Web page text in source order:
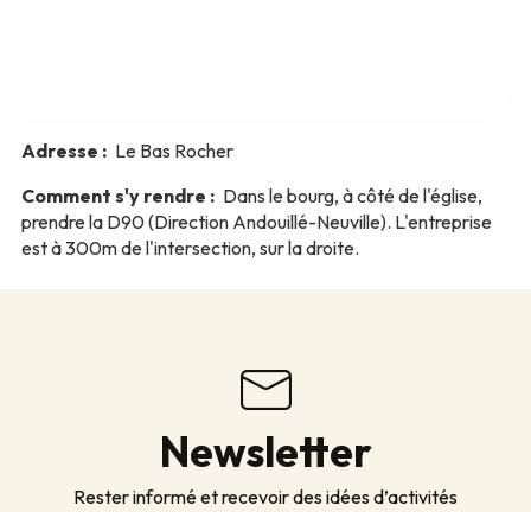
Newsletter
Rester informé et recevoir des idées d’activités